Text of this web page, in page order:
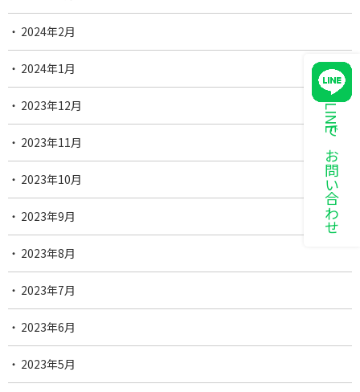
LINEでお問い合わせ
2024年2月
2024年1月
2023年12月
2023年11月
2023年10月
2023年9月
2023年8月
2023年7月
2023年6月
2023年5月